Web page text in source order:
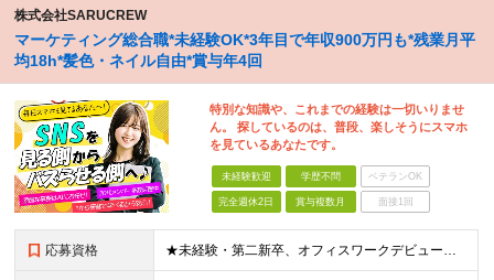
株式会社SARUCREW
マーケティング総合職*未経験OK*3年目で年収900万円も*残業月平
均18h*髪色・ネイル自由*賞与年4回
特別な知識や、これまでの経験は一切いりませ
ん。 探しているのは、普段、楽しそうにスマホ
を見ているあなたです。
未経験歓迎 学歴不問 ベテランOK
完全週休2日 賞与複数月 面接1回
応募資格 ★未経験・第二新卒、オフィスワークデビュー大歓迎 ★平均年齢は28.6歳！ ★20代の若手メンバーが中心になって活躍している職場です！ ●学歴不問 ※35歳以下の方（若年層の長期キャリア形成） ★こ